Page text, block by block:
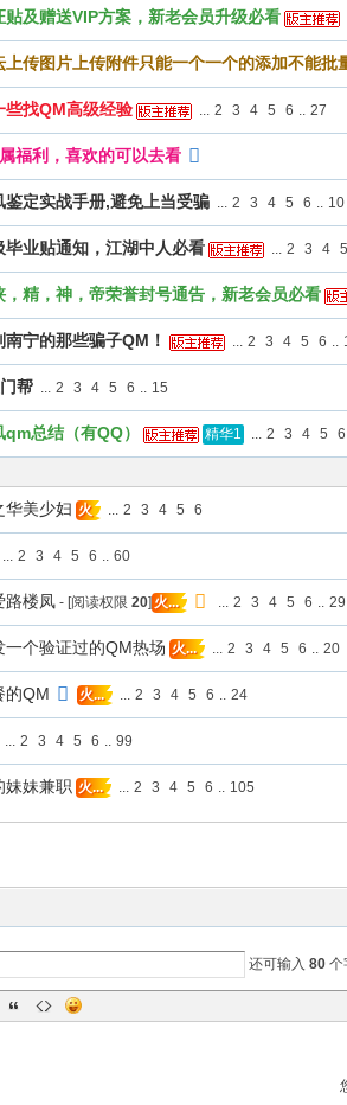
贴及赠送VIP方案，新老会员升级必看
上传图片上传附件只能一个一个的添加不能批
些找QM高级经验 ... 2 3 4 5 6 .. 27
福利，喜欢的可以去看
鉴定实战手册,避免上当受骗 ... 2 3 4 5 6 .. 10
毕业贴通知，江湖中人必看 ... 2 3 4 5
，精，神，帝荣誉封号通告，新老会员必看
宁的那些骗子QM！ ... 2 3 4 5 6 ..
帮 ... 2 3 4 5 6 .. 15
总结（有QQ） 精华1 ... 2 3 4 5 6
华美少妇 火 ... 2 3 4 5 6
... 2 3 4 5 6 .. 60
路楼凤 - [阅读权限 20] 火... ... 2 3 4 5 6 .. 29
一个验证过的QM热场 火... ... 2 3 4 5 6 .. 20
的QM 火... ... 2 3 4 5 6 .. 24
... 2 3 4 5 6 .. 99
妹妹兼职 火... ... 2 3 4 5 6 .. 105
还可输入 80 个